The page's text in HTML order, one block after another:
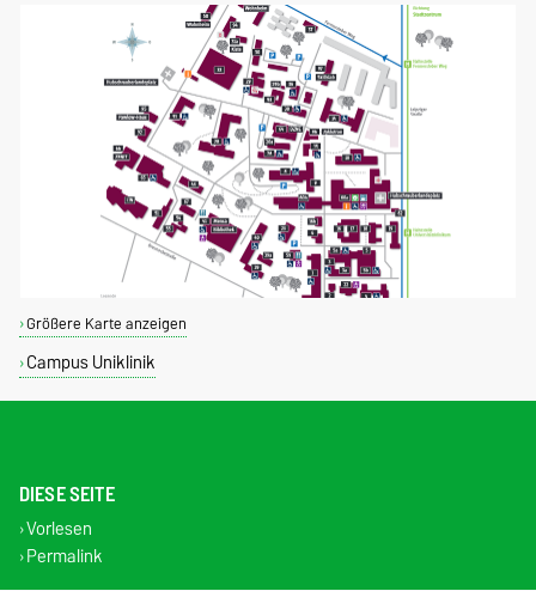
Größere Karte anzeigen
Campus Uniklinik
DIESE SEITE
Vorlesen
Permalink